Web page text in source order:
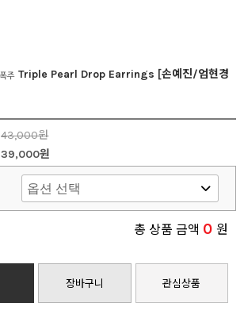
Triple Pearl Drop Earrings [손예진/엄현경
43,000원
39,000원
총 상품 금액 0 원
장바구니 관심상품